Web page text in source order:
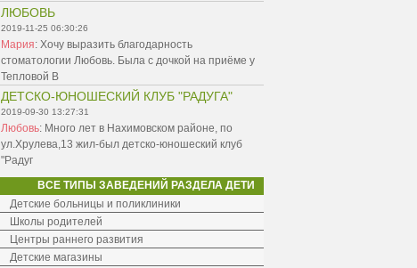
ЛЮБОВЬ
2019-11-25 06:30:26
Мария: Хочу выразить благодарность
стоматологии Любовь. Была с дочкой на приёме у
Тепловой В
ДЕТСКО-ЮНОШЕСКИЙ КЛУБ "РАДУГА"
2019-09-30 13:27:31
Любовь: Много лет в Нахимовском районе, по
ул.Хрулева,13 жил-был детско-юношеский клуб
"Радуг
ВСЕ ТИПЫ ЗАВЕДЕНИЙ РАЗДЕЛА ДЕТИ
Детские больницы и поликлиники
Школы родителей
Центры раннего развития
Детские магазины